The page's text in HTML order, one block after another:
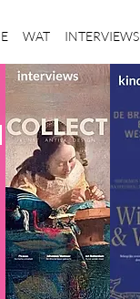
WAT INTERVIEWS